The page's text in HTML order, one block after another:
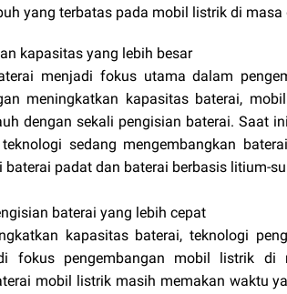
yang terbatas pada mobil listrik di
kapasitas yang lebih besar
menjadi fokus utama dalam
meningkatkan kapasitas baterai,
dengan sekali pengisian baterai. Saat
sedang mengembangkan
baterai padat dan baterai berbasis litium-
baterai yang lebih cepat
kapasitas baterai, teknologi
fokus pengembangan mobil listrik di
mobil listrik masih memakan waktu